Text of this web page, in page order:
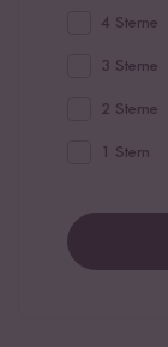
4 Sterne
3 Sterne
2 Sterne
1 Stern